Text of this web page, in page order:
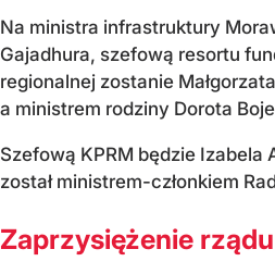
Na ministra infrastruktury
Gajadhura, szefową resortu
regionalnej zostanie
a ministrem rodziny Dorota
Szefową KPRM będzie Izabela
został ministrem-członkiem
Zaprzysiężenie rządu